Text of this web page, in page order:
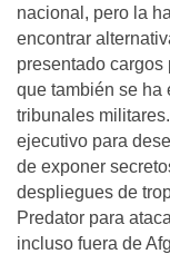
nacional, pero la
encontrar
presentado
que también se ha
tribunales
ejecutivo para
de exponer
despliegues de
Predator para
incluso fuera de